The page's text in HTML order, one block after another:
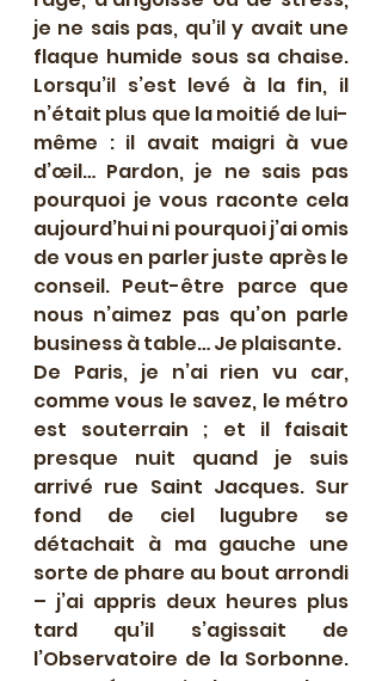
je ne sais pas, qu’il y avait une
flaque humide sous sa chaise.
Lorsqu’il s’est levé à la fin, il
n’était plus que la moitié de lui-
même : il avait maigri à vue
d’œil… Pardon, je ne sais pas
pourquoi je vous raconte cela
aujourd’hui ni pourquoi j’ai omis
de vous en parler juste après le
conseil. Peut-être parce que
nous n’aimez pas qu’on parle
business à table… Je plaisante.
De Paris, je n’ai rien vu car,
comme vous le savez, le métro
est souterrain ; et il faisait
presque nuit quand je suis
arrivé rue Saint Jacques. Sur
fond de ciel lugubre se
détachait à ma gauche une
sorte de phare au bout arrondi
– j’ai appris deux heures plus
tard qu’il s’agissait de
l’Observatoire de la Sorbonne.